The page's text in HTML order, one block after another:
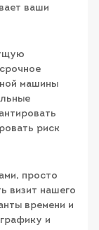
ваши
машины
риск
просто
визит нашего
времени и
и